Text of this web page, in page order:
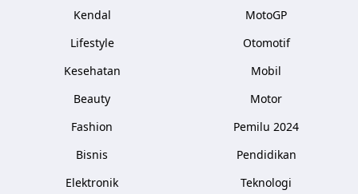
Kendal
Lifestyle
Kesehatan
Beauty
Fashion
Bisnis
Elektronik
MotoGP
Otomotif
Mobil
Motor
Pemilu 2024
Pendidikan
Teknologi